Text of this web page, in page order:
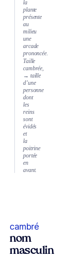
la
plante
présente
au
milieu
une
arcade
prononcée.
Taille
cambrée,
→ taille
d’une
personne
dont
les
reins
sont
évidés
et
la
poitrine
portée
en
avant.
cambré
nom
masculin